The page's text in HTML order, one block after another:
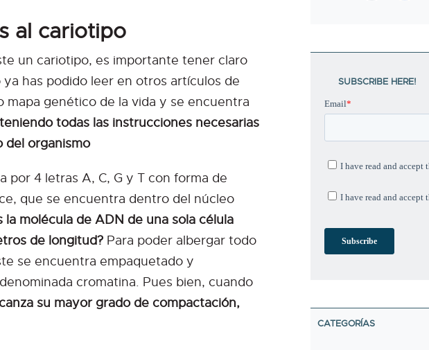
al cariotipo
un cariotipo, es importante tener claro
ya has podido leer en otros artículos de
mapa genético de la vida y se encuentra
todas las instrucciones necesarias
del organismo
por 4 letras A, C, G y T con forma de
que se encuentra dentro del núcleo
la molécula de ADN de una sola célula
de longitud? Para poder albergar todo
se encuentra empaquetado y
cromatina. Pues bien, cuando
su mayor grado de compactación,
SUBSCRIBE HERE!
CATEGORÍAS